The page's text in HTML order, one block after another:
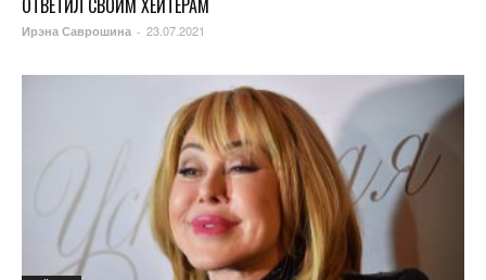
ОТВЕТИЛ СВОИМ ХЕЙТЕРАМ
Ирэна Саврошина - 23.07.2021